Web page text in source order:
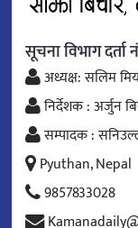
सूचना विभाग
अध्यक्ष: सलिम
निर्देशक : अर्जुन
सम्पादक :
Pyuthan, Nepal
9857833028